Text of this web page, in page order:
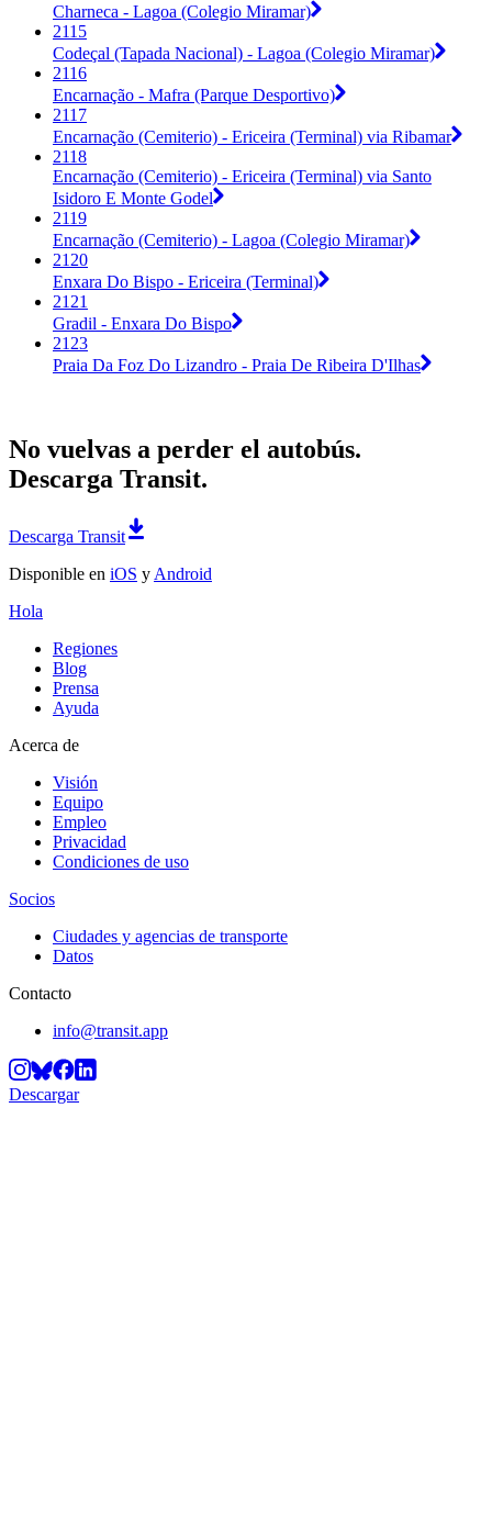
Charneca - Lagoa (Colegio Miramar)
2115
Codeçal (Tapada Nacional) - Lagoa (Colegio Miramar)
2116
Encarnação - Mafra (Parque Desportivo)
2117
Encarnação (Cemiterio) - Ericeira (Terminal) via Ribamar
2118
Encarnação (Cemiterio) - Ericeira (Terminal) via Santo
Isidoro E Monte Godel
2119
Encarnação (Cemiterio) - Lagoa (Colegio Miramar)
2120
Enxara Do Bispo - Ericeira (Terminal)
2121
Gradil - Enxara Do Bispo
2123
Praia Da Foz Do Lizandro - Praia De Ribeira D'Ilhas
No vuelvas a perder el autobús.
Descarga Transit.
Descarga Transit
Disponible en iOS y Android
Hola
Regiones
Blog
Prensa
Ayuda
Acerca de
Visión
Equipo
Empleo
Privacidad
Condiciones de uso
Socios
Ciudades y agencias de transporte
Datos
Contacto
info@transit.app
Descargar